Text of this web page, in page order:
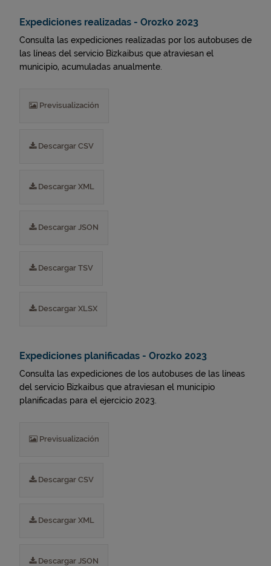
Expediciones realizadas - Orozko 2023
Consulta las expediciones realizadas por los autobuses de
las líneas del servicio Bizkaibus que atraviesan el
municipio, acumuladas anualmente.
Previsualización
Descargar CSV
Descargar XML
Descargar JSON
Descargar TSV
Descargar XLSX
Expediciones planificadas - Orozko 2023
Consulta las expediciones de los autobuses de las líneas
del servicio Bizkaibus que atraviesan el municipio
planificadas para el ejercicio 2023.
Previsualización
Descargar CSV
Descargar XML
Descargar JSON